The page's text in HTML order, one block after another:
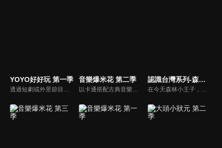
YOYO好好玩 第一季 音樂爆米花 第二季 認識台灣系列-森林小王子